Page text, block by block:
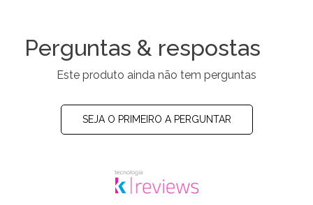
Perguntas & respostas
Este produto ainda não tem perguntas
SEJA O PRIMEIRO A PERGUNTAR